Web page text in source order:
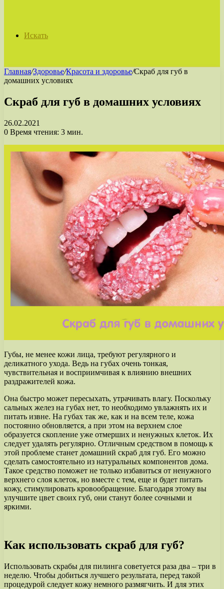
Искать
Главная/Здоровье/Красота и здоровье/Скраб для губ в
домашних условиях
Скраб для губ в домашних условиях
26.02.2021
0 Время чтения: 3 мин.
Губы, не менее кожи лица, требуют регулярного и
деликатного ухода. Ведь на губах очень тонкая,
чувствительная и восприимчивая к влиянию внешних
раздражителей кожа.
Она быстро может пересыхать, утрачивать влагу. Поскольку
сальных желез на губах нет, то необходимо увлажнять их и
питать извне. На губах так же, как и на всем теле, кожа
постоянно обновляется, а при этом на верхнем слое
образуется скопление уже отмерших и ненужных клеток. Их
следует удалять регулярно. Отличным средством в помощь к
этой проблеме станет домашний скраб для губ. Его можно
сделать самостоятельно из натуральных компонентов дома.
Такое средство поможет не только избавиться от ненужного
верхнего слоя клеток, но вместе с тем, еще и будет питать
кожу, стимулировать кровообращение. Благодаря этому вы
улучшите цвет своих губ, они станут более сочными и
яркими.
Как использовать скраб для губ?
Использовать скрабы для пилинга советуется раза два – три в
неделю. Чтобы добиться лучшего результата, перед такой
процедурой следует кожу немного размягчить. И для этих